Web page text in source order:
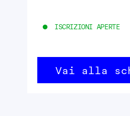
ISCRIZIONI APERTE
Vai alla